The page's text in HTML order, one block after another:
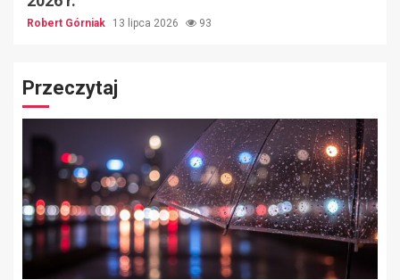
Robert Górniak 13 lipca 2026 93
Przeczytaj